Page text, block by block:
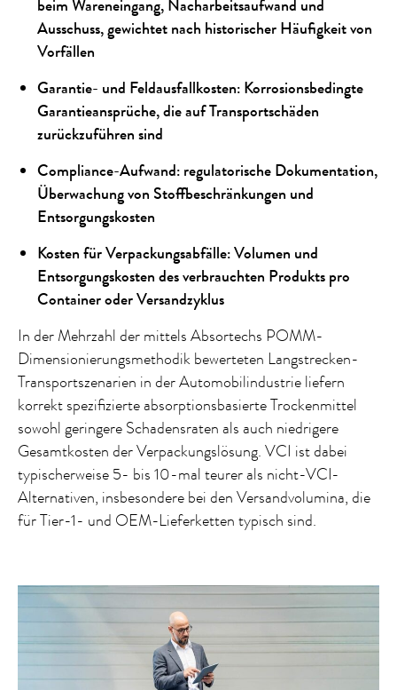
beim Wareneingang, Nacharbeitsaufwand und
Ausschuss, gewichtet nach historischer Häufigkeit von
Vorfällen
Garantie- und Feldausfallkosten: Korrosionsbedingte
Garantieansprüche, die auf Transportschäden
zurückzuführen sind
Compliance-Aufwand: regulatorische Dokumentation,
Überwachung von Stoffbeschränkungen und
Entsorgungskosten
Kosten für Verpackungsabfälle: Volumen und
Entsorgungskosten des verbrauchten Produkts pro
Container oder Versandzyklus
In der Mehrzahl der mittels Absortechs POMM-
Dimensionierungsmethodik bewerteten Langstrecken-
Transportszenarien in der Automobilindustrie liefern
korrekt spezifizierte absorptionsbasierte Trockenmittel
sowohl geringere Schadensraten als auch niedrigere
Gesamtkosten der Verpackungslösung. VCI ist dabei
typischerweise 5- bis 10-mal teurer als nicht-VCI-
Alternativen, insbesondere bei den Versandvolumina, die
für Tier-1- und OEM-Lieferketten typisch sind.